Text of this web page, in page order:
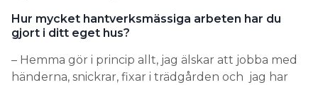
Hur mycket hantverksmässiga arbeten har du
gjort i ditt eget hus?
– Hemma gör i princip allt, jag älskar att jobba med
händerna, snickrar, fixar i trädgården och jag har